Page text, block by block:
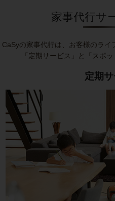
家事代行サ
CaSyの家事代行は、お客様のラ
「定期サービス」と「スポ
定期